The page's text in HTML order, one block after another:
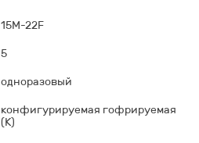
15М-22F
5
одноразовый
конфигурируемая гофрируемая
(К)